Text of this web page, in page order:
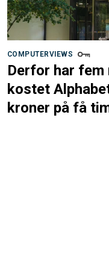
COMPUTERVIEWS
Derfor har
kostet
kroner på få